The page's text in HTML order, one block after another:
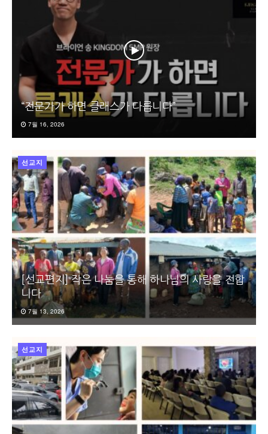
“전문가가 하면 클래스가 다릅니다”
7월 16, 2026
선교지
[선교편지] 작은 나눔을 통해 하나님의 사랑을 전합
니다
7월 13, 2026
선교지